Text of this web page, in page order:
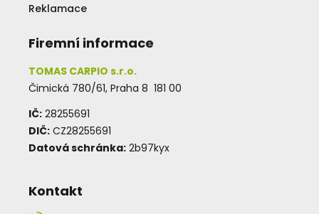
Reklamace
Firemní informace
TOMAS CARPIO s.r.o.
Čimická 780/61, Praha 8 181 00
IČ: 28255691
DIČ: CZ28255691
Datová schránka: 2b97kyx
Kontakt